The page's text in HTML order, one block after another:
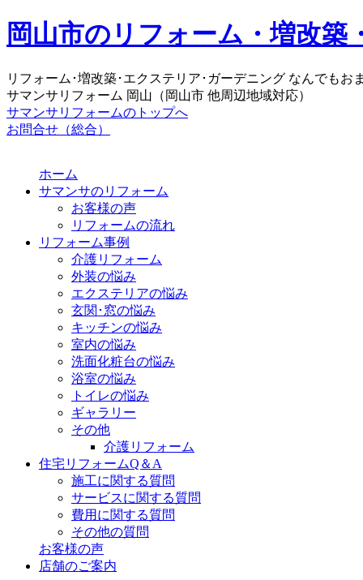
岡山市のリフォーム・増改
リフォーム･増改築･エクステリア･ガーデニング なんでもお
サマンサリフォーム 岡山（岡山市 他周辺地域対応）
サマンサリフォームのトップへ
お問合せ（総合）
ホーム
サマンサのリフォーム
お客様の声
リフォームの流れ
リフォーム事例
介護リフォーム
外装の悩み
エクステリアの悩み
玄関･窓の悩み
キッチンの悩み
室内の悩み
洗面化粧台の悩み
浴室の悩み
トイレの悩み
ギャラリー
その他
介護リフォーム
住宅リフォームQ＆A
施工に関する質問
サービスに関する質問
費用に関する質問
その他の質問
お客様の声
店舗のご案内